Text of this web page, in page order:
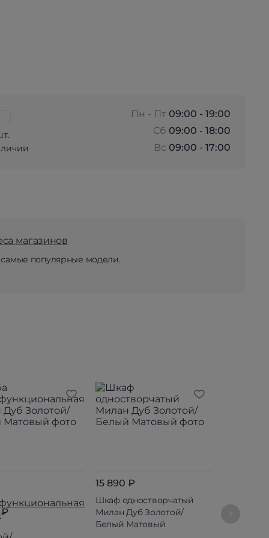
Пн - Пт 09:00 - 19:00
Сб 09:00 - 18:00
Вс 09:00 - 17:00
магазинов
популярные модели.
₽
15 890 ₽
Шкаф одностворчатый
Милан Дуб Золотой/
Белый Матовый